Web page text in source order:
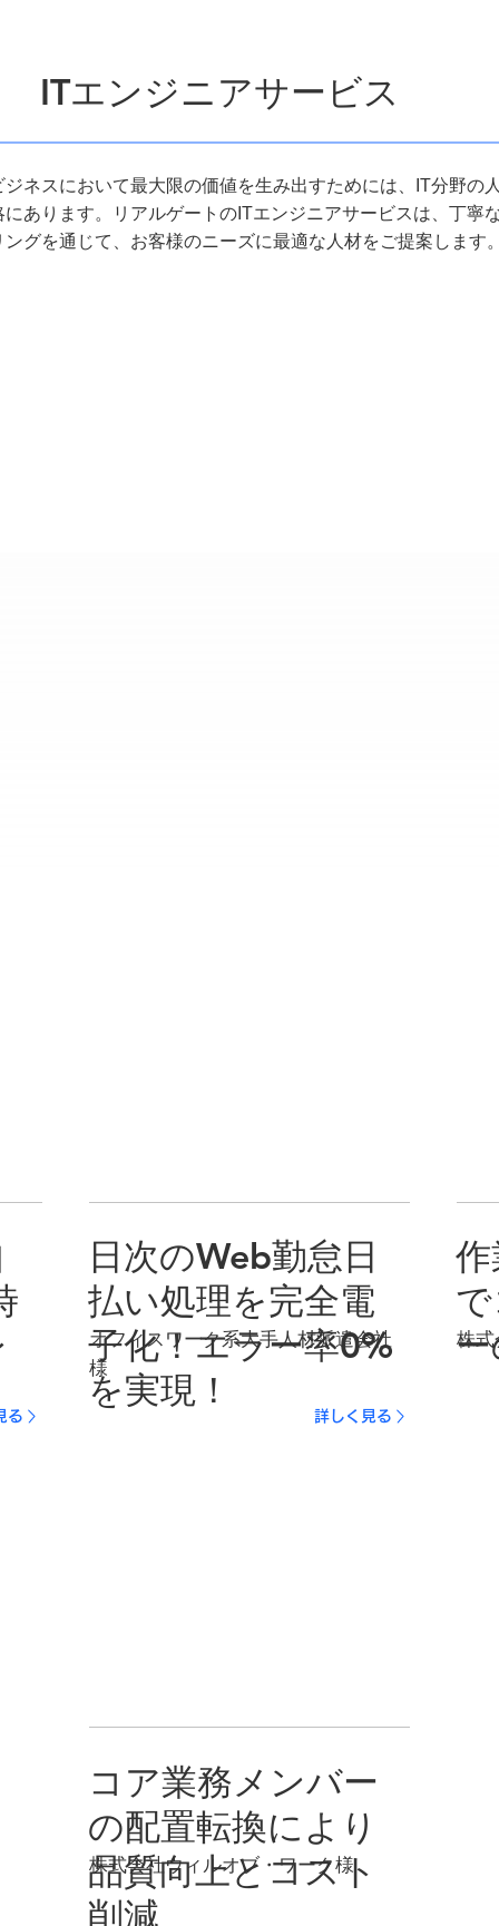
ITエンジニアサービス
ジネスにおいて最大限の価値を生み出すためには、IT分野の
にあります。リアルゲートのITエンジニアサービスは、丁寧
ングを通じて、お客様のニーズに最適な人材をご提案します。
る
日次のWeb勤怠日
払い処理を完全電
子化！エラー率0%
を実現！
オフィスワーク系大手人材派遣会社
様
詳しく見る
株式
コア業務メンバー
の配置転換により
品質向上とコスト
削減
株式会社ウィルオブ・ワーク様